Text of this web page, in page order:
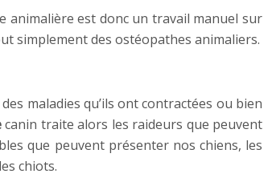
animalière est donc un travail manuel sur
simplement des ostéopathes animaliers.
maladies qu’ils ont contractées ou bien
canin traite alors les raideurs que peuvent
que peuvent présenter nos chiens, les
chiots.